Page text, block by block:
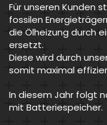
Für unseren Kunden
fossilen
die Ölheizung durch
ersetzt.
Diese wird durch
somit maximal
In diesem Jahr folgt
mit Batteriespeicher.